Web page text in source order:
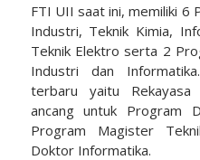
FTI UII saat ini, memiliki 6
Industri, Teknik Kimia,
Teknik Elektro serta 2
Industri dan
terbaru yaitu Rekayasa
ancang untuk Program
Program Magister
Doktor Informatika.